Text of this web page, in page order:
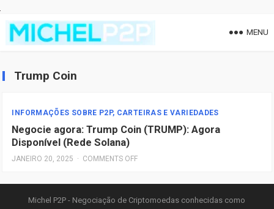
MENU
Trump Coin
INFORMAÇÕES SOBRE P2P, CARTEIRAS E VARIEDADES
Negocie agora: Trump Coin (TRUMP): Agora
Disponível (Rede Solana)
JANEIRO 20, 2025 · COMMENTS OFF
Michel P2P - Negociação de Criptomoedas conhecidas como